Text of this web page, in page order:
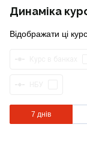
Динаміка
Відображати ці
7 днів